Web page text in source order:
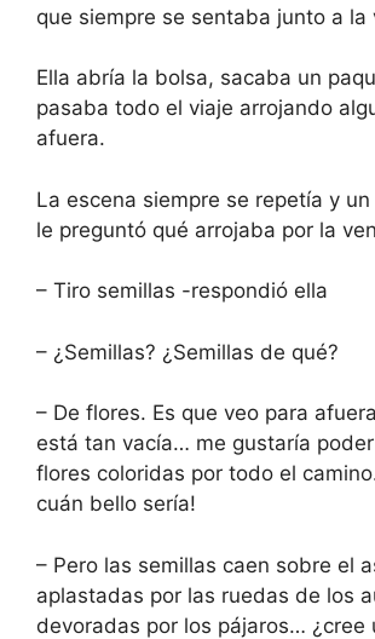
que siempre se sentaba junto a la
Ella abría la bolsa, sacaba un
pasaba todo el viaje arrojando
afuera.
La escena siempre se repetía y
le preguntó qué arrojaba por la
– Tiro semillas -respondió ella
– ¿Semillas? ¿Semillas de qué?
– De flores. Es que veo para
está tan vacía… me gustaría
flores coloridas por todo el
cuán bello sería!
– Pero las semillas caen sobre el
aplastadas por las ruedas de los
devoradas por los pájaros… ¿cree